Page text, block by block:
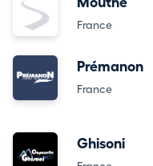
France
Prémanon
France
Ghisoni